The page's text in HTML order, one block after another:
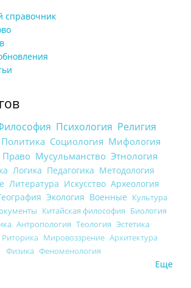
справочник
Психология Религия
Политика Социология Мифология
Право Мусульманство Этнология
Логика Педагогика Методология
Литература Искусство Археология
Экология Военные Культура
Китайская философия Биология
Антропология Теология Эстетика
Риторика Мировоззрение Архитектура
Физика Феноменология
Еще